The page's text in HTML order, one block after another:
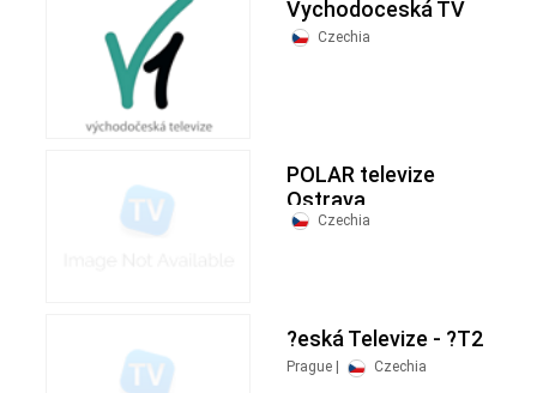
Vychodoceská TV
Czechia
POLAR televize
Ostrava
Czechia
?eská Televize - ?T2
Prague | Czechia